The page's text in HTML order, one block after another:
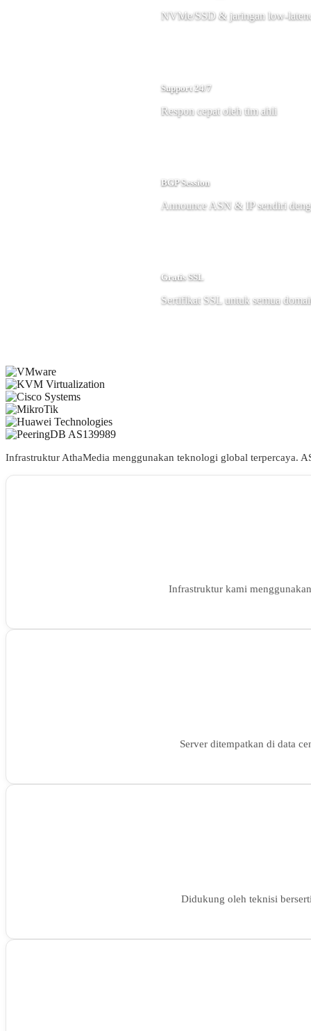
NVMe/SSD & jaringan low-
Support 24/7
Respon cepat oleh tim ahli
BGP Session
Announce ASN & IP sendiri
Gratis SSL
Sertifikat SSL untuk semua
Infrastruktur AthaMedia menggunakan teknologi global terpercaya.
Infrastruktur kami
Server ditempatkan di data
Didukung oleh teknisi